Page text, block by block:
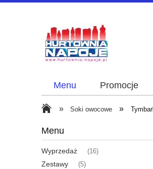
Menu Promocje
» Soki owocowe »
Menu
Wyprzedaż (16)
Zestawy (5)